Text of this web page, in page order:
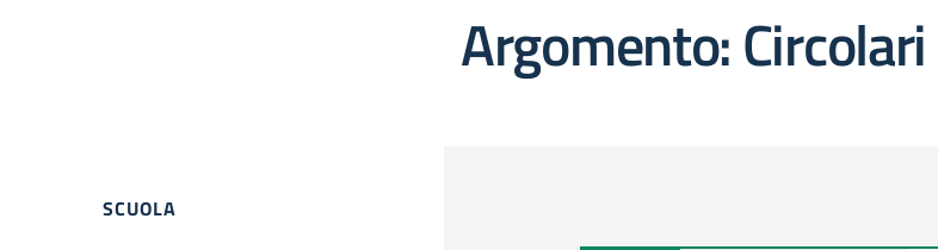
Argomento: Circolari
SCUOLA